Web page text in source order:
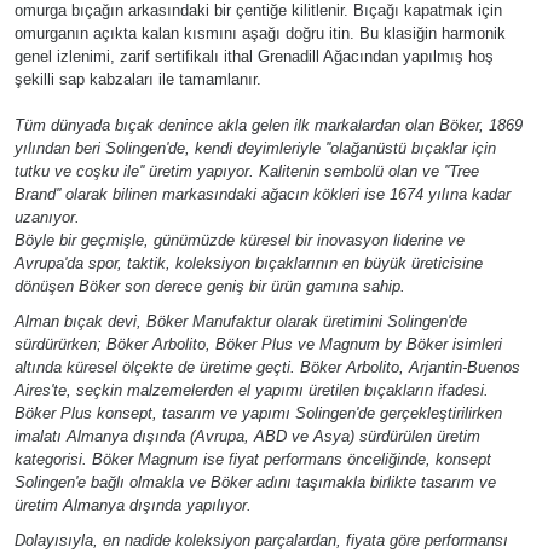
omurga bıçağın arkasındaki bir çentiğe kilitlenir. Bıçağı kapatmak için
omurganın açıkta kalan kısmını aşağı doğru itin. Bu klasiğin harmonik
genel izlenimi, zarif sertifikalı ithal Grenadill Ağacından yapılmış hoş
şekilli sap kabzaları ile tamamlanır.
Tüm dünyada bıçak denince akla gelen ilk markalardan olan Böker, 1869
yılından beri Solingen'de, kendi deyimleriyle ''olağanüstü bıçaklar için
tutku ve coşku ile'' üretim yapıyor. Kalitenin sembolü olan ve ''Tree
Brand'' olarak bilinen markasındaki ağacın kökleri ise 1674 yılına kadar
uzanıyor.
Böyle bir geçmişle, günümüzde küresel bir inovasyon liderine ve
Avrupa'da spor, taktik, koleksiyon bıçaklarının en büyük üreticisine
dönüşen Böker son derece geniş bir ürün gamına sahip.
Alman bıçak devi, Böker Manufaktur olarak üretimini Solingen'de
sürdürürken; Böker Arbolito, Böker Plus ve Magnum by Böker isimleri
altında küresel ölçekte de üretime geçti. Böker Arbolito, Arjantin-Buenos
Aires'te, seçkin malzemelerden el yapımı üretilen bıçakların ifadesi.
Böker Plus konsept, tasarım ve yapımı Solingen'de gerçekleştirilirken
imalatı Almanya dışında (Avrupa, ABD ve Asya) sürdürülen üretim
kategorisi. Böker Magnum ise fiyat performans önceliğinde, konsept
Solingen'e bağlı olmakla ve Böker adını taşımakla birlikte tasarım ve
üretim Almanya dışında yapılıyor.
Dolayısıyla, en nadide koleksiyon parçalardan, fiyata göre performansı